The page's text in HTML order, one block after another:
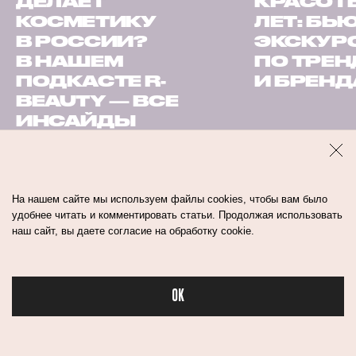
Бьюти в спорте
КОСМЕТИКУ
В РОССИИ?
В НАШЕМ
ПОДКАСТЕ R-
BEAUTY — ВСЕ
ИНСАЙДЫ
ЛЕТ:
ПО
И
макияж тон
На нашем сайте мы используем файлы cookies, чтобы вам было
удобнее читать и комментировать статьи. Продолжая использовать
наш сайт, вы даете согласие на обработку cookie.
OK